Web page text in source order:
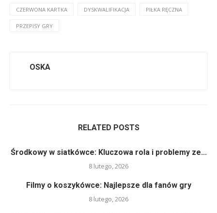
CZERWONA KARTKA DYSKWALIFIKACJA PIŁKA RĘCZNA
PRZEPISY GRY
OSKA
RELATED POSTS
Środkowy w siatkówce: Kluczowa rola i problemy ze...
8 lutego, 2026
Filmy o koszykówce: Najlepsze dla fanów gry
8 lutego, 2026